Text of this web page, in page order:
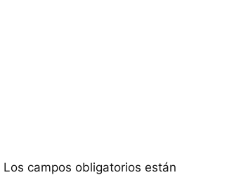
Los campos obligatorios están